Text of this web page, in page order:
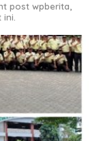
post wpberita,